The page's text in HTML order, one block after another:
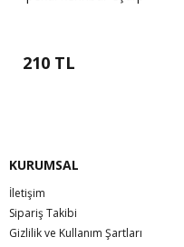
210 TL
KURUMSAL
İletişim
Sipariş Takibi
Gizlilik ve Kullanım Şartları